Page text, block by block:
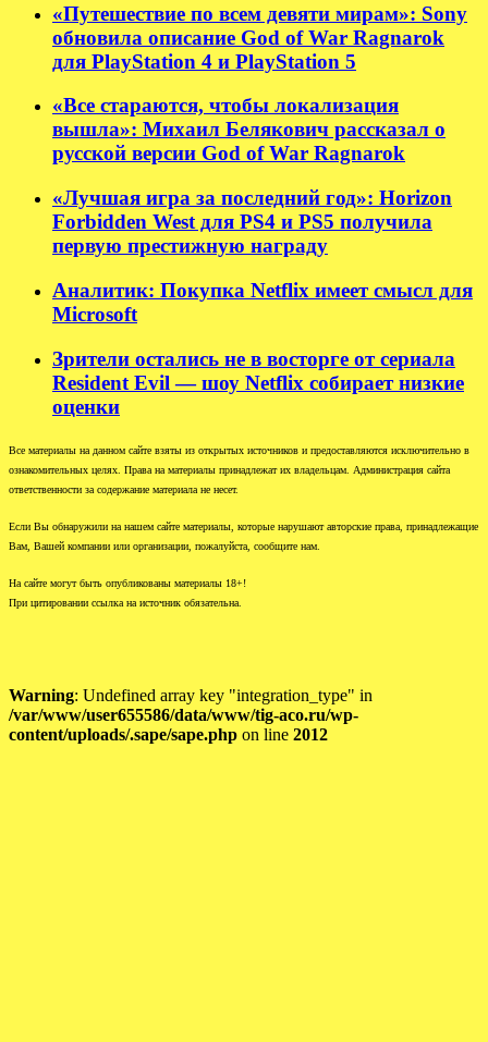
«Путешествие по всем девяти мирам»: Sony
обновила описание God of War Ragnarok
для PlayStation 4 и PlayStation 5
«Все стараются, чтобы локализация
вышла»: Михаил Белякович рассказал о
русской версии God of War Ragnarok
«Лучшая игра за последний год»: Horizon
Forbidden West для PS4 и PS5 получила
первую престижную награду
Аналитик: Покупка Netflix имеет смысл для
Microsoft
Зрители остались не в восторге от сериала
Resident Evil — шоу Netflix собирает низкие
оценки
Все материалы на данном сайте взяты из открытых источников и предоставляются исключительно в
ознакомительных целях. Права на материалы принадлежат их владельцам. Администрация сайта
ответственности за содержание материала не несет.
Если Вы обнаружили на нашем сайте материалы, которые нарушают авторские права, принадлежащие
Вам, Вашей компании или организации, пожалуйста, сообщите нам.
На сайте могут быть опубликованы материалы 18+!
При цитировании ссылка на источник обязательна.
Warning: Undefined array key "integration_type" in
/var/www/user655586/data/www/tig-aco.ru/wp-
content/uploads/.sape/sape.php on line 2012